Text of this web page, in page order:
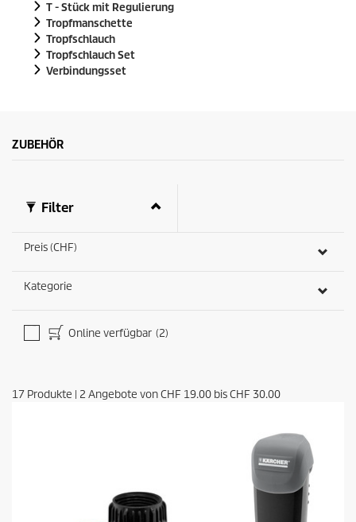
T - Stück mit Regulierung
Tropfmanschette
Tropfschlauch
Tropfschlauch Set
Verbindungsset
ZUBEHÖR
Filter
Preis (CHF)
Kategorie
Online verfügbar (2)
17 Produkte | 2 Angebote vonCHF 19.00 bisCHF 30.00